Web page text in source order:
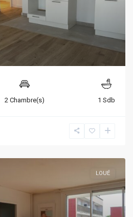
2 Chambre(s) 1 Sdb
LOUÉ